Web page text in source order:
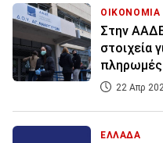
ΟΙΚΟΝΟΜΙΑ
Στην
στοιχεία
πληρωμές
22 Απρ
ΕΛΛΑΔΑ